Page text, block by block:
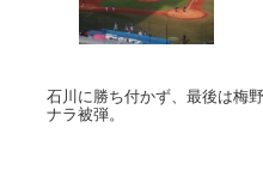
石川に勝ち付かず、最後は梅
ナラ被弾。